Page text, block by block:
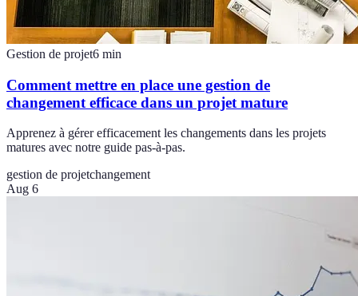
Gestion de projet6 min
Comment mettre en place une gestion de
changement efficace dans un projet mature
Apprenez à gérer efficacement les changements dans les projets
matures avec notre guide pas-à-pas.
gestion de projetchangement
Aug 6